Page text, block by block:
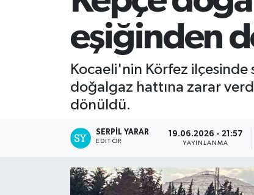
eşiğinden
Kocaeli'nin Körfez ilçesinde
doğalgaz hattına zarar
dönüldü.
SERPİL YARAR
EDITÖR
19.06.2026 - 21:57
YAYINLANMA
Süper Lig Puan Durumu ve Fikstür
Tüm Manşetler
Son Dakika Haberleri
Haber Arşivi